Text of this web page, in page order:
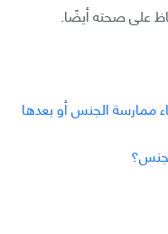
على صحته أيضًا.
ممارسة الجنس أو بعدها